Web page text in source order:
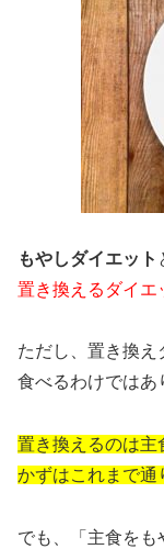
もやしダイエット
置き換えるダイエ
ただし、置き換え
食べるわけではあ
置き換えるのは主
かずはこれまで通
でも、「主食を